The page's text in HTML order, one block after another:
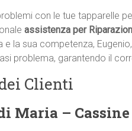
con le tue tapparelle
assistenza per
e la sua competenza,
problema, garantendo il
Clienti
Maria – Cassine